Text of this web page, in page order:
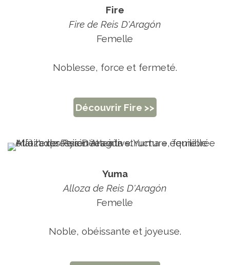
Fire
Fire de Reis D'Aragón
Femelle
Noblesse, force et fermeté.
Découvrir Fire >>
Yuma
Alloza de Reis D'Aragón
Femelle
Noble, obéissante et joyeuse.